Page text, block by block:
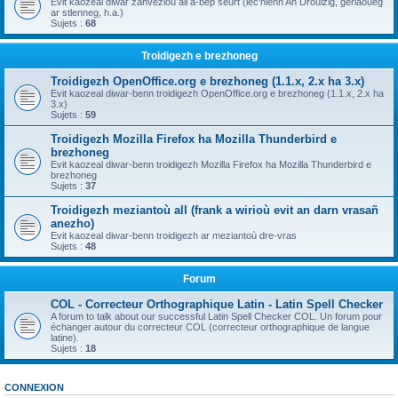
ar stlenneg, h.a.)
Sujets : 68
Troidigezh e brezhoneg
Troidigezh OpenOffice.org e brezhoneg (1.1.x, 2.x ha 3.x)
Evit kaozeal diwar-benn troidigezh OpenOffice.org e brezhoneg (1.1.x, 2.x ha
3.x)
Sujets : 59
Troidigezh Mozilla Firefox ha Mozilla Thunderbird e
brezhoneg
Evit kaozeal diwar-benn troidigezh Mozilla Firefox ha Mozilla Thunderbird e
brezhoneg
Sujets : 37
Troidigezh meziantoù all (frank a wirioù evit an darn vrasañ
anezho)
Evit kaozeal diwar-benn troidigezh ar meziantoù dre-vras
Sujets : 48
Forum
COL - Correcteur Orthographique Latin - Latin Spell Checker
A forum to talk about our successful Latin Spell Checker COL. Un forum pour
échanger autour du correcteur COL (correcteur orthographique de langue
latine).
Sujets : 18
CONNEXION